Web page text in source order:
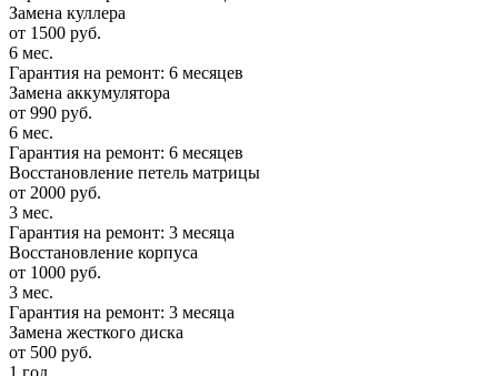
Замена куллера
от 1500 руб.
6 мес.
Гарантия на ремонт: 6 месяцев
Замена аккумулятора
от 990 руб.
6 мес.
Гарантия на ремонт: 6 месяцев
Восстановление петель матрицы
от 2000 руб.
3 мес.
Гарантия на ремонт: 3 месяца
Восстановление корпуса
от 1000 руб.
3 мес.
Гарантия на ремонт: 3 месяца
Замена жесткого диска
от 500 руб.